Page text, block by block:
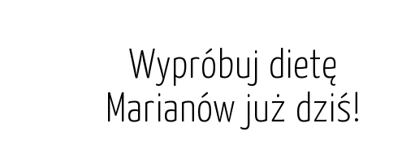
Wypróbuj dietę
Marianów już dziś!